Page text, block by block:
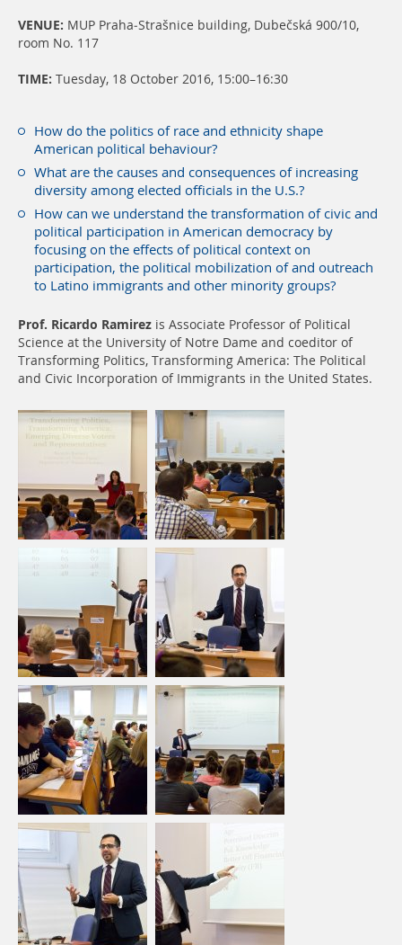
VENUE: MUP Praha-Strašnice building, Dubečská 900/10,
room No. 117
TIME: Tuesday, 18 October 2016, 15:00–16:30
How do the politics of race and ethnicity shape
American political behaviour?
What are the causes and consequences of increasing
diversity among elected officials in the U.S.?
How can we understand the transformation of civic and
political participation in American democracy by
focusing on the effects of political context on
participation, the political mobilization of and outreach
to Latino immigrants and other minority groups?
Prof. Ricardo Ramirez is Associate Professor of Political
Science at the University of Notre Dame and coeditor of
Transforming Politics, Transforming America: The Political
and Civic Incorporation of Immigrants in the United States.